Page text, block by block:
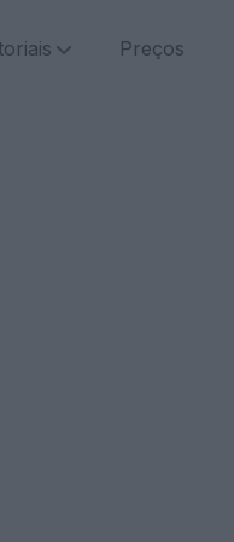
Preços